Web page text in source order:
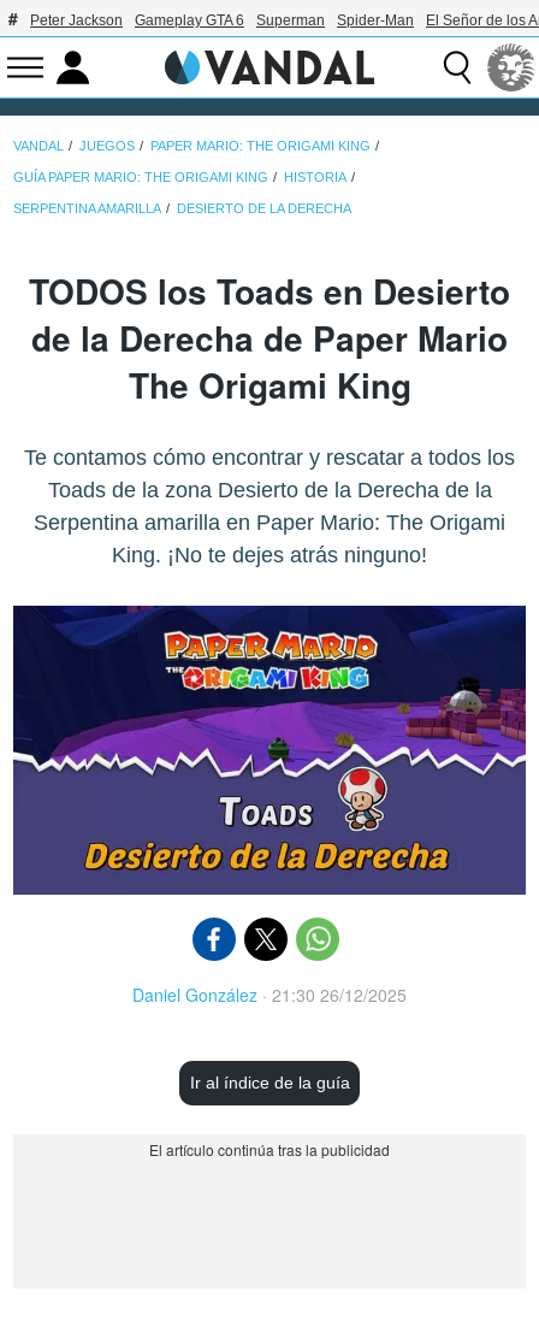
Peter Jackson Gameplay GTA 6 Superman Spider-Man El Señor de los
VANDAL JUEGOS PAPER MARIO: THE ORIGAMI KING
GUÍA PAPER MARIO: THE ORIGAMI KING HISTORIA
SERPENTINA AMARILLA DESIERTO DE LA DERECHA
TODOS los Toads en Desierto
de la Derecha de Paper Mario
The Origami King
Te contamos cómo encontrar y rescatar a todos los
Toads de la zona Desierto de la Derecha de la
Serpentina amarilla en Paper Mario: The Origami
King. ¡No te dejes atrás ninguno!
Daniel González · 21:30 26/12/2025
Ir al índice de la guía